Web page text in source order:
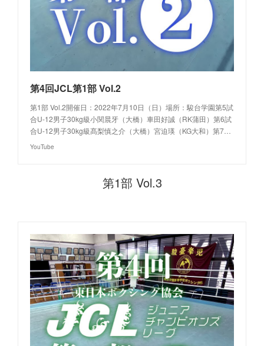
第4回JCL第1部 Vol.2
第1部 Vol.2開催日：2022年7月10日（日）場所：駿台学園第5試
合U-12男子30kg級小関晨牙（大橋）車田好誠（RK蒲田）第6試
合U-12男子30kg級髙梨慎之介（大橋）宮迫瑛（KG大和）第7…
YouTube
第1部 Vol.3